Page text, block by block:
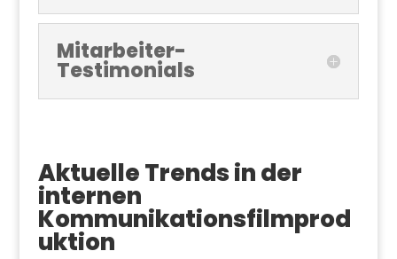
Mitarbeiter-
Testimonials
Aktuelle Trends in der
internen
Kommunikationsfilmprod
uktion